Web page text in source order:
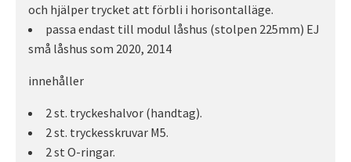
och hjälper trycket att förbli i horisontalläge.
passa endast till modul låshus (stolpen 225mm) EJ
små låshus som 2020, 2014
innehåller
2 st. tryckeshalvor (handtag).
2 st. tryckesskruvar M5.
2 st O-ringar.